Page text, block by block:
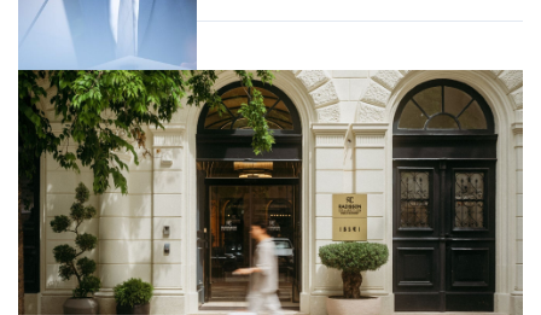
Magyar cégek